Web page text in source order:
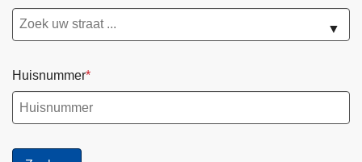
▼
Huisnummer